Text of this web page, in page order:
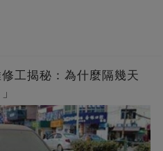
工揭秘：為什麼隔幾天